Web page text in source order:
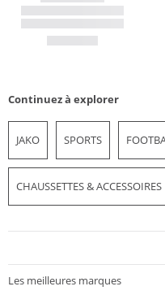
Continuez à explorer
JAKO SPORTS
CHAUSSETTES & ACCESSOIRES
Les meilleures marques